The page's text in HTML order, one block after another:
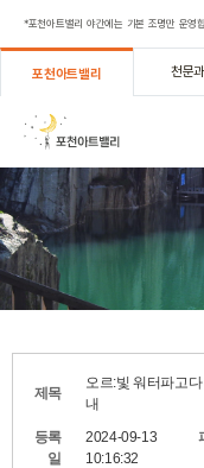
포천아트밸리 천문
*포천아트밸리 야간에는 기본 조명만 운영
제목
오르:빛 워터파고
내
등록
일
2024-09-13
10:16:32